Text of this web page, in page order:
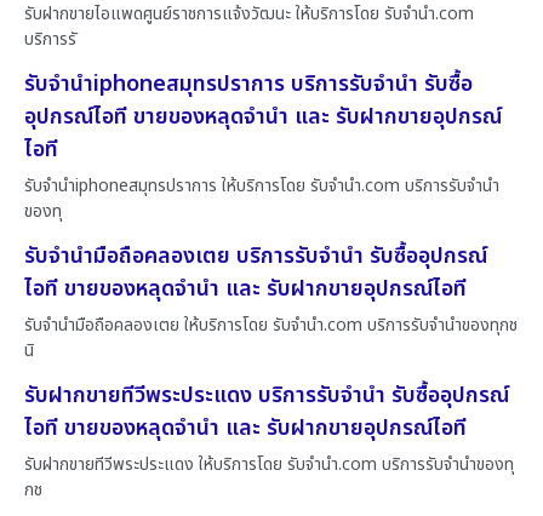
รับฝากขายไอแพดศูนย์ราชการแจ้งวัฒนะ ให้บริการโดย รับจํานํา.com
บริการรั
รับจำนำiphoneสมุทรปราการ บริการรับจำนำ รับซื้อ
อุปกรณ์ไอที ขายของหลุดจำนำ และ รับฝากขายอุปกรณ์
ไอที
รับจำนำiphoneสมุทรปราการ ให้บริการโดย รับจํานํา.com บริการรับจำนำ
ของทุ
รับจำนำมือถือคลองเตย บริการรับจำนำ รับซื้ออุปกรณ์
ไอที ขายของหลุดจำนำ และ รับฝากขายอุปกรณ์ไอที
รับจำนำมือถือคลองเตย ให้บริการโดย รับจํานํา.com บริการรับจำนำของทุกช
นิ
รับฝากขายทีวีพระประแดง บริการรับจำนำ รับซื้ออุปกรณ์
ไอที ขายของหลุดจำนำ และ รับฝากขายอุปกรณ์ไอที
รับฝากขายทีวีพระประแดง ให้บริการโดย รับจํานํา.com บริการรับจำนำของทุ
กช